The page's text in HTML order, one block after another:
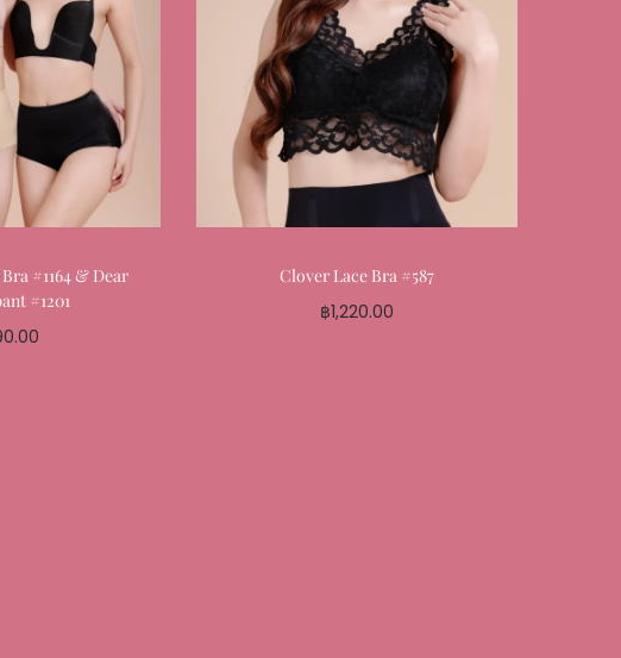
#1164 & Dear
#1201
Clover Lace Bra #587
฿1,220.00